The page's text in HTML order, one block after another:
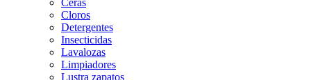
Ceras
Cloros
Detergentes
Insecticidas
Lavalozas
Limpiadores
Lustra zapatos